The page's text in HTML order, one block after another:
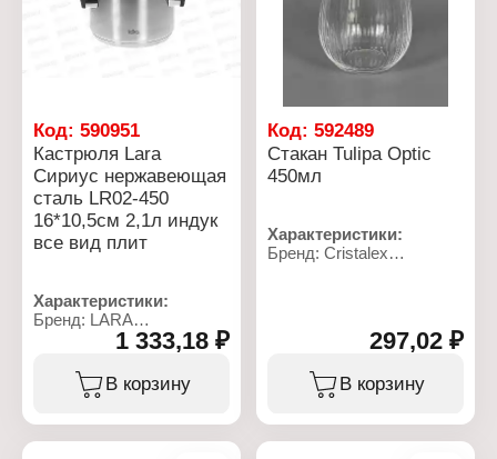
Код: 590951
Кастрюля Lara
Cириус нержавеющая
сталь LR02-450
16*10,5см 2,1л индук
все вид плит
Характеристики:
Бренд: LARA
Артикул: LR02-450
Тип товара: Кастрюля
Объём: 2,1 л
1 333,18 ₽
В корзину
Код:592489
Cтакан Tulipa Optic
450мл
Характеристики:
Бренд: Cristalex
Вариация: низкий
мыть в посудомоечной
машине
Материал: стекло
Объем: 450 мл
297,02 ₽
В корзину